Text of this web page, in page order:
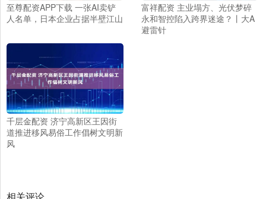
至尊配资APP下载 一张AI卖铲
人名单，日本企业占据半壁江山
富祥配资 主业塌方、光伏梦碎
永和智控陷入跨界迷途？丨大A
避雷针
千层金配资 济宁高新区王因街
道推进移风易俗工作倡树文明新
风